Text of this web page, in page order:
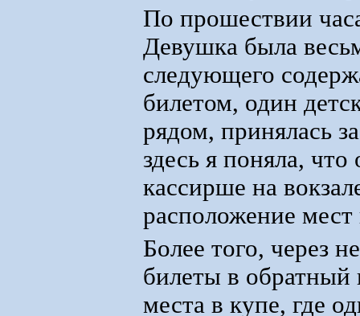
По прошествии
Девушка была
следующего
билетом, один
рядом, принялась
здесь я поняла,
кассирше на
расположение
Более того, через
билеты в обратный
места в купе, где